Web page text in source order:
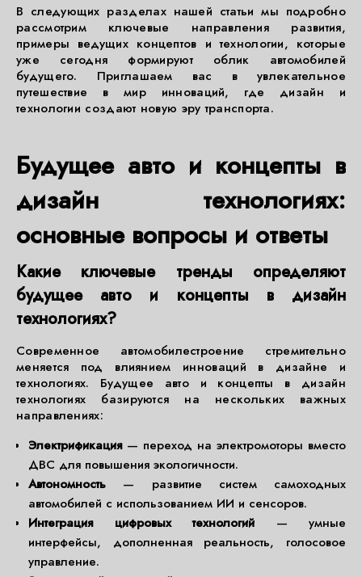
В следующих разделах нашей статьи мы подробно
рассмотрим ключевые направления развития,
примеры ведущих концептов и технологии, которые
уже сегодня формируют облик автомобилей
будущего. Приглашаем вас в увлекательное
путешествие в мир инноваций, где дизайн и
технологии создают новую эру транспорта.
Будущее авто и концепты в
дизайн технологиях:
основные вопросы и ответы
Какие ключевые тренды определяют
будущее авто и концепты в дизайн
технологиях?
Современное автомобилестроение стремительно
меняется под влиянием инноваций в дизайне и
технологиях. Будущее авто и концепты в дизайн
технологиях базируются на нескольких важных
направлениях:
Электрификация— переход на электромоторы вместо
ДВС для повышения экологичности.
Автономность — развитие систем самоходных
автомобилей с использованием ИИ и сенсоров.
Интеграция цифровых технологий — умные
интерфейсы, дополненная реальность, голосовое
управление.